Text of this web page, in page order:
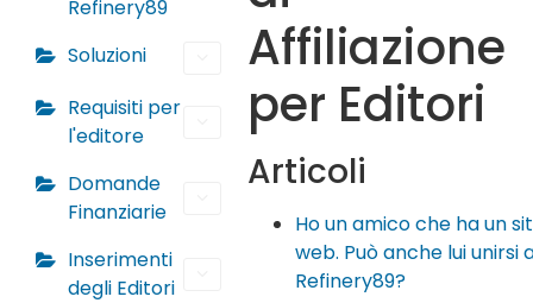
Refinery89
Soluzioni
Requisiti per
l'editore
Domande
Finanziarie
Inserimenti
degli Editori
Affiliazione
per Editori
Articoli
Ho un amico che ha un
web. Può anche lui unirsi
Refinery89?